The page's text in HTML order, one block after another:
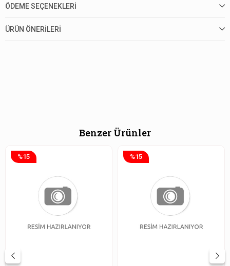
ÖDEME SEÇENEKLERI
ÜRÜN ÖNERILERI
Benzer Ürünler
%15 %15